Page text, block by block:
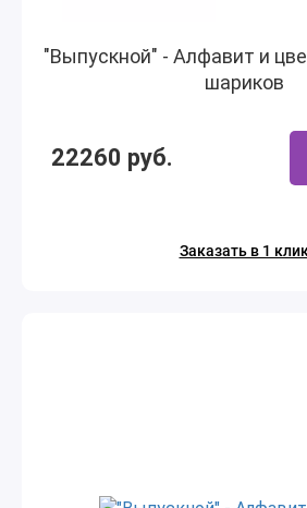
"Выпускной" - Алфавит и
шариков
22260 руб.
Заказать в 1